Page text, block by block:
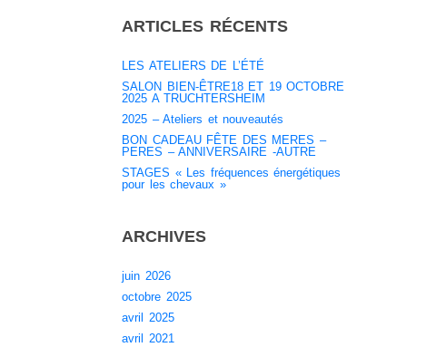
ARTICLES RÉCENTS
LES ATELIERS DE L’ÉTÉ
SALON BIEN-ÊTRE18 ET 19 OCTOBRE
2025 A TRUCHTERSHEIM
2025 – Ateliers et nouveautés
BON CADEAU FÊTE DES MERES –
PERES – ANNIVERSAIRE -AUTRE
STAGES « Les fréquences énergétiques
pour les chevaux »
ARCHIVES
juin 2026
octobre 2025
avril 2025
avril 2021